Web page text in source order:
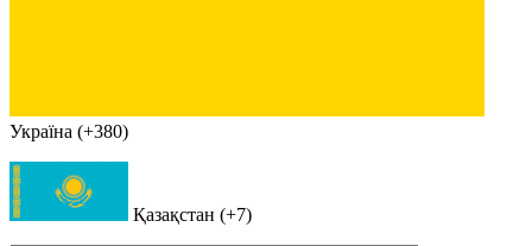
Україна (+380)
Қазақстан (+7)